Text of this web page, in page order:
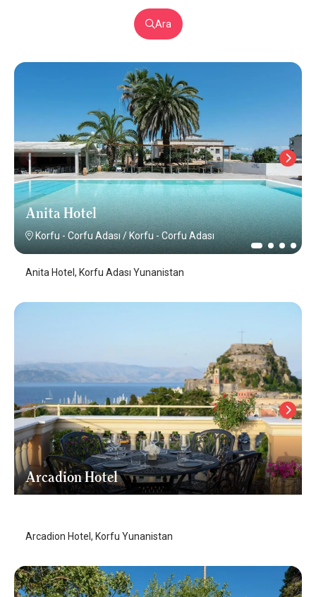
Ara
Anita Hotel
Korfu - Corfu Adası/ Korfu - Corfu Adası
Anita Hotel, Korfu Adası Yunanistan
Arcadion Hotel
Arcadion Hotel, Korfu Yunanistan